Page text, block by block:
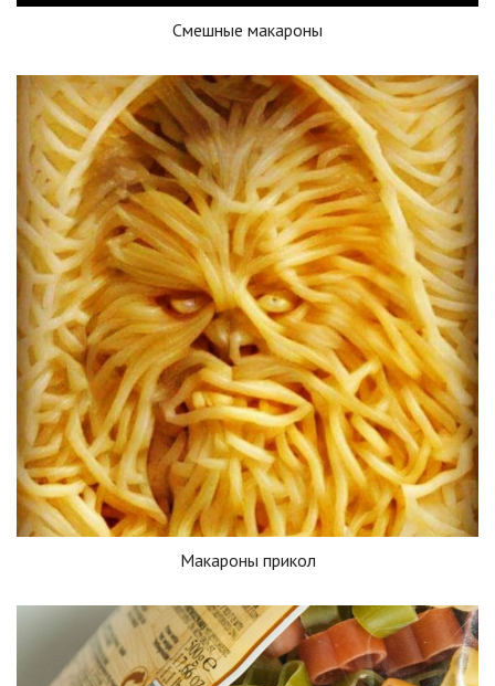
Смешные макароны
Макароны прикол